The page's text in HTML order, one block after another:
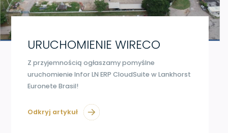
URUCHOMIENIE WIRECO
Z przyjemnością ogłaszamy pomyślne
uruchomienie Infor LN ERP CloudSuite w Lankhorst
Euronete Brasil!
Odkryj artykuł